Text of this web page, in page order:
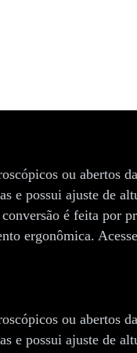
ou abertos
e possui ajuste de
é feita por
ergonômica.
ou abertos
e possui ajuste de